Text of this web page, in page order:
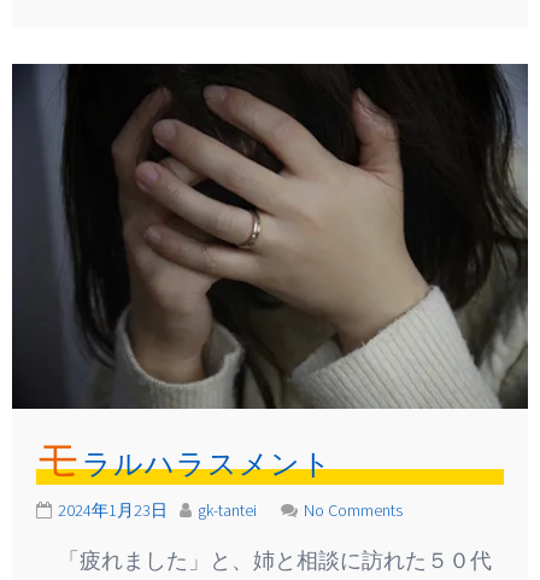
モラルハラスメント
2024年1月23日 gk-tantei No Comments
「疲れました」と、姉と相談に訪れた５０代